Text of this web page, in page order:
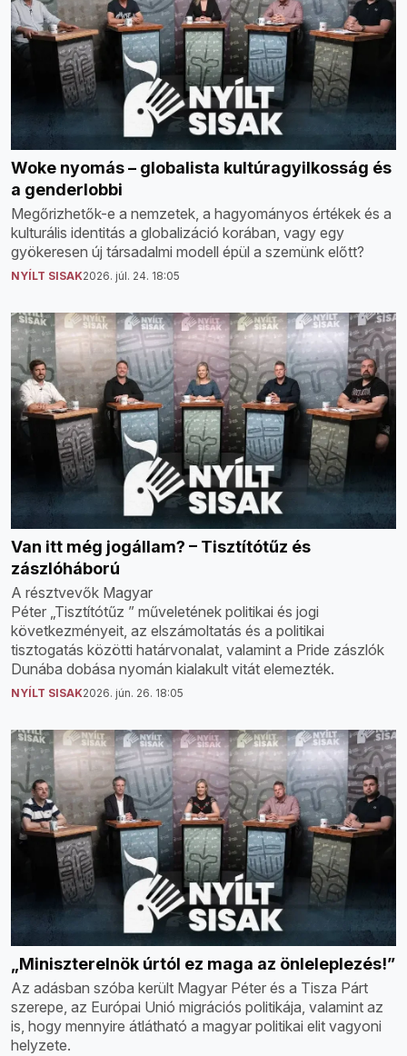
Woke nyomás – globalista kultúragyilkosság és
a genderlobbi
Megőrizhetők-e a nemzetek, a hagyományos értékek és a
kulturális identitás a globalizáció korában, vagy egy
gyökeresen új társadalmi modell épül a szemünk előtt?
NYÍLT SISAK2026. júl. 24. 18:05
Van itt még jogállam? – Tisztítótűz és
zászlóháború
A résztvevők Magyar
Péter „Tisztítótűz ” műveletének politikai és jogi
következményeit, az elszámoltatás és a politikai
tisztogatás közötti határvonalat, valamint a Pride zászlók
Dunába dobása nyomán kialakult vitát elemezték.
NYÍLT SISAK2026. jún. 26. 18:05
„Miniszterelnök úrtól ez maga az önleleplezés!”
Az adásban szóba került Magyar Péter és a Tisza Párt
szerepe, az Európai Unió migrációs politikája, valamint az
is, hogy mennyire átlátható a magyar politikai elit vagyoni
helyzete.